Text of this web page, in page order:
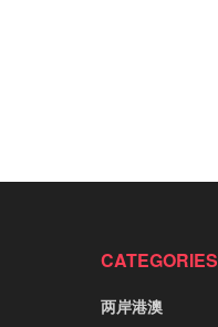
CATEGORIES
两岸港澳